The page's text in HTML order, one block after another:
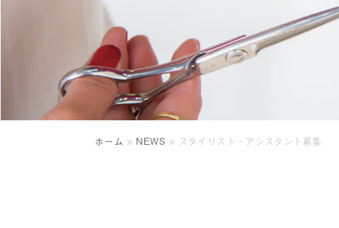
ホーム » NEWS » スタイリスト・アシスタント募集